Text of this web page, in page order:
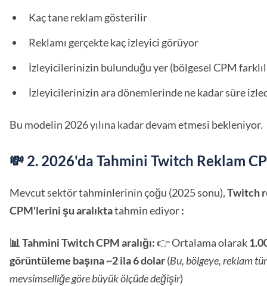
Kaç tane reklam gösterilir
Reklamı gerçekte kaç izleyici görüyor
İzleyicilerinizin bulunduğu yer (bölgesel CPM
İzleyicilerinizin ara dönemlerinde ne kadar süre
Bu modelin 2026 yılına kadar devam etmesi bekleniyor.
💸 2. 2026'da Tahmini Twitch Reklam
Mevcut sektör tahminlerinin çoğu (2025 sonu),Twitch
CPM'lerini şu aralıktatahmin ediyor:
📊 Tahmini Twitch CPM aralığı: 👉 Ortalama olarak
görüntüleme başına ~2 ila 6 dolar(Bu, bölgeye, reklam
mevsimselliğe göre büyük ölçüde değişir)